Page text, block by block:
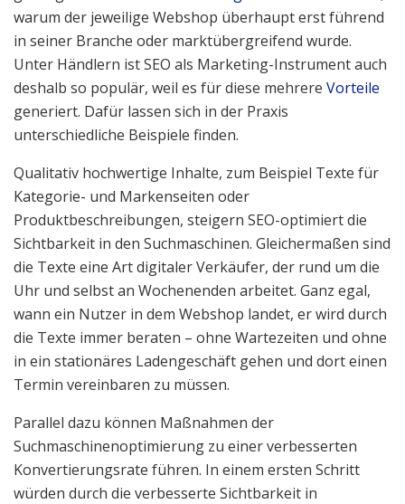
warum der jeweilige Webshop überhaupt erst führend
in seiner Branche oder marktübergreifend wurde.
Unter Händlern ist SEO als Marketing-Instrument auch
deshalb so populär, weil es für diese mehrere Vorteile
generiert. Dafür lassen sich in der Praxis
unterschiedliche Beispiele finden.
Qualitativ hochwertige Inhalte, zum Beispiel Texte für
Kategorie- und Markenseiten oder
Produktbeschreibungen, steigern SEO-optimiert die
Sichtbarkeit in den Suchmaschinen. Gleichermaßen sind
die Texte eine Art digitaler Verkäufer, der rund um die
Uhr und selbst an Wochenenden arbeitet. Ganz egal,
wann ein Nutzer in dem Webshop landet, er wird durch
die Texte immer beraten – ohne Wartezeiten und ohne
in ein stationäres Ladengeschäft gehen und dort einen
Termin vereinbaren zu müssen.
Parallel dazu können Maßnahmen der
Suchmaschinenoptimierung zu einer verbesserten
Konvertierungsrate führen. In einem ersten Schritt
würden durch die verbesserte Sichtbarkeit in